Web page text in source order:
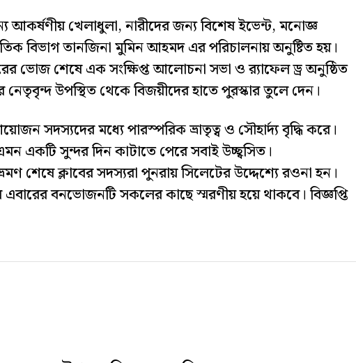
খেলাধুলা, নারীদের জন্য বিশেষ ইভেন্ট, মনোজ্ঞ
বিভাগ তানজিনা মুমিন আহমদ এর পরিচালনায় অনুষ্টিত হয়।
ভোজ শেষে এক সংক্ষিপ্ত আলোচনা সভা ও র‌্যাফেল ড্র অনুষ্ঠিত
নেতৃবৃন্দ উপস্থিত থেকে বিজয়ীদের হাতে পুরস্কার তুলে দেন।
সদস্যদের মধ্যে পারস্পরিক ভ্রাতৃত্ব ও সৌহার্দ্য বৃদ্ধি করে।
একটি সুন্দর দিন কাটাতে পেরে সবাই উচ্ছ্বসিত।
শেষে ক্লাবের সদস্যরা পুনরায় সিলেটের উদ্দেশ্যে রওনা হন।
বনভোজনটি সকলের কাছে স্মরণীয় হয়ে থাকবে। বিজ্ঞপ্তি